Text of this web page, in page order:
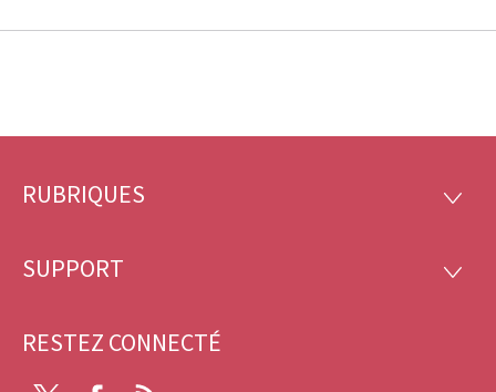
Pied
page
RUBRIQUES
SUPPORT
RESTEZ CONNECTÉ